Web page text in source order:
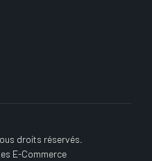
droits réservés.
E-Commerce